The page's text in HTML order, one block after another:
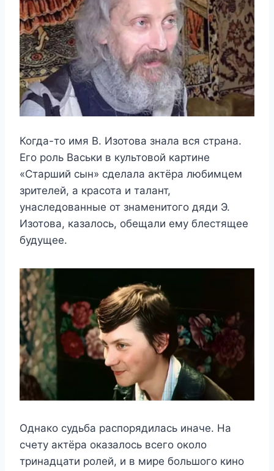
Когда-то имя В. Изотова знала вся страна.
Его роль Васьки в культовой картине
«Старший сын» сделала актёра любимцем
зрителей, а красота и талант,
унаследованные от знаменитого дяди Э.
Изотова, казалось, обещали ему блестящее
будущее.
Однако судьба распорядилась иначе. На
счету актёра оказалось всего около
тринадцати ролей, и в мире большого кино